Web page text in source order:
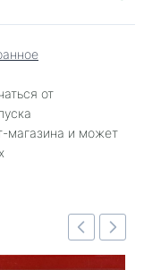
от
магазина и может
Быстрый просмотр